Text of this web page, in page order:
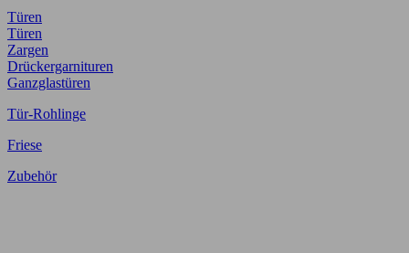
Türen
Türen
Zargen
Drückergarnituren
Ganzglastüren
Tür-Rohlinge
Friese
Zubehör